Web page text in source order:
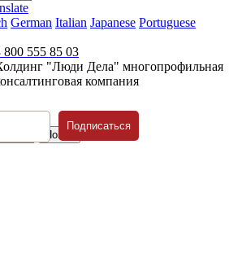
German Italian Japanese Portuguese
800 555 85 03
"Люди Дела" многопрофильная
компания
Подписаться